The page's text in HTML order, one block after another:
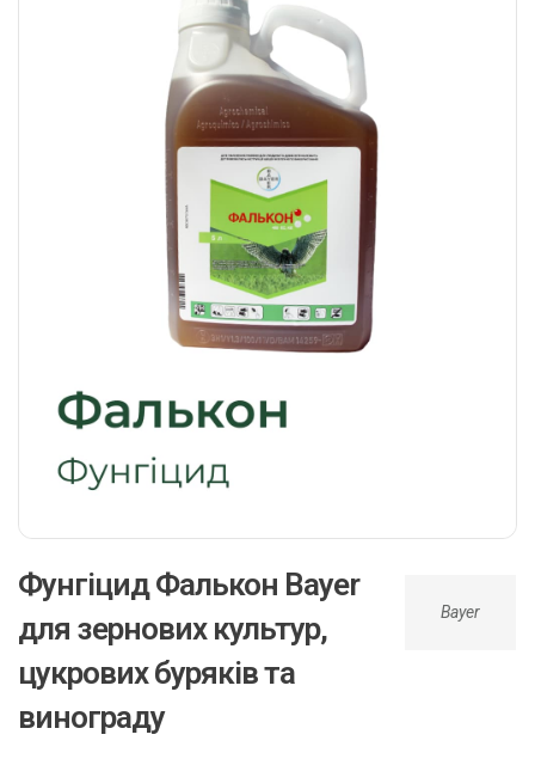
Bayer
Фунгіцид Фалькон Bayer
для зернових культур,
цукрових буряків та
винограду